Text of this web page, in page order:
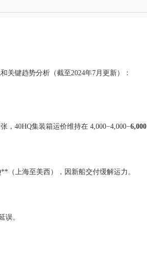
键趋势分析（截至2024年7月更新）：
，40HQ集装箱运价维持在 4,000−4,000−6,000
（上海至美西），因新船交付缓解运力。
误。